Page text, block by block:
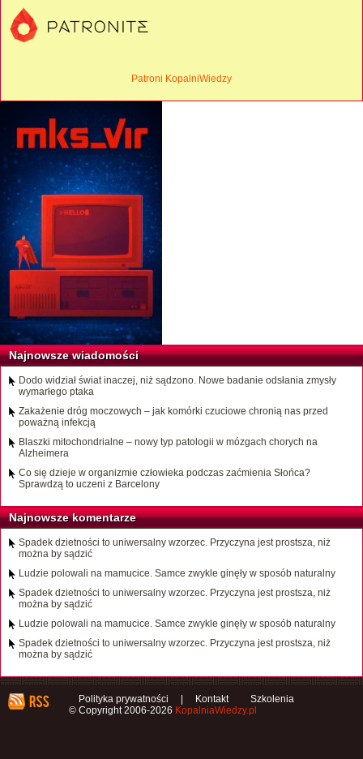
Patroni KopalniWiedzy
Najnowsze wiadomości
Dodo widział świat inaczej, niż sądzono. Nowe badanie odsłania zmysły
wymarłego ptaka
Zakażenie dróg moczowych – jak komórki czuciowe chronią nas przed
poważną infekcją
Blaszki mitochondrialne – nowy typ patologii w mózgach chorych na
Alzheimera
Co się dzieje w organizmie człowieka podczas zaćmienia Słońca?
Sprawdzą to uczeni z Barcelony
Najnowsze komentarze
Spadek dzietności to uniwersalny wzorzec. Przyczyna jest prostsza, niż
można by sądzić
Ludzie polowali na mamucice. Samce zwykle ginęły w sposób naturalny
Spadek dzietności to uniwersalny wzorzec. Przyczyna jest prostsza, niż
można by sądzić
Ludzie polowali na mamucice. Samce zwykle ginęły w sposób naturalny
Spadek dzietności to uniwersalny wzorzec. Przyczyna jest prostsza, niż
można by sądzić
Polityka prywatności Kontakt
Szkolenia
© Copyright 2006-2026 KopalniaWiedzy.pl